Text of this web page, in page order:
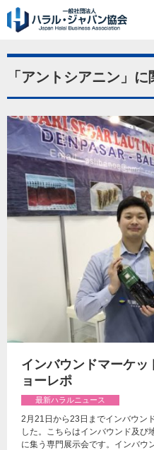
「アントシアニン」
インバウンドマーケッ
ョーレポ
最新ハラルニュース
2月21日から23日までインバウン
した。こちらはインバウンド及び
に集う専門展示会です。インバウ